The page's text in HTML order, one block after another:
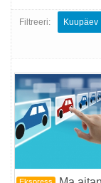
Filtreeri: Kuupäev